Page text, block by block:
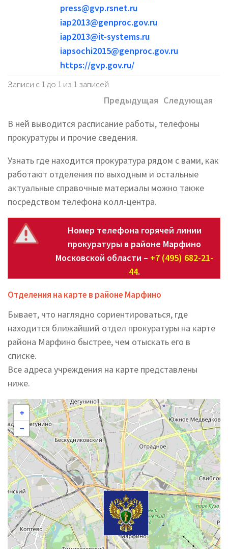
press@gvp.rsnet.ru
iap2013@genproc.gov.ru
iap2013@it-systems.ru
iapsochi2015@genproc.gov.ru
https://gvp.gov.ru/
Записи с 1 до 1 из 1 записей
Предыдущая Следующая
В ней выводится расписание работы, телефоны
прокуратуры и прочие сведения.
Узнать где находится прокуратура рядом с вами, как
работают отделения по выходным и остальные
актуальные справочные материалы можно также
посредством телефона колл-центра.
Номер телефона горячей линии
прокуратуры в районе Марфино
Московской области – +7 (495) 682-21-
44.
Отделения на карте в районе Марфино
Бывает, что наглядно сориентироваться, где
находится ближайший отдел прокуратуры на карте
района Марфино быстрее, чем отыскать его в
списке.
Все адреса учреждения на карте представлены
ниже.
+
−